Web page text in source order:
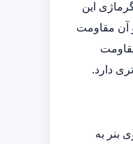
این
و آن مقاومت
دارد.
بنر به